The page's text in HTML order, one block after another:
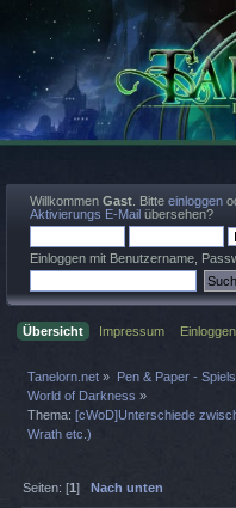
Willkommen Gast . Bitte einloggen
Aktivierungs E-Mail übersehen?
Einloggen mit Benutzername,
Übersicht Impressum Einloggen
Tanelorn.net » Pen & Paper -
World of Darkness »
Thema:[cWoD]Unterschiede
Wrath etc.)
Seiten: [1]Nach unten